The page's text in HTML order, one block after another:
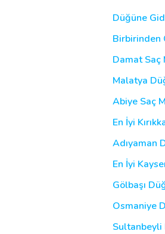
Düğüne
Birbirinden
Damat
Malatya
Abiye Saç
En İyi
Adıyaman
En İyi
Gölbaşı
Osmaniye
Sultanbeyli